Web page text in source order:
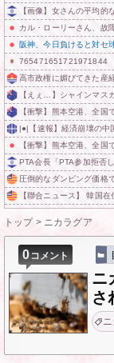
【画像】女さんの平均的
カル・ローリーさん、故
阪神、今日負けると対セ
765471651721971844
高市政権に媚びてきた産
【えぇ…】シャインマス
【衝撃】熊本空港、全国
|●|【速報】経済崩壊の中
【衝撃】熊本空港、全国
PTA会長「PTA参加拒否
圧倒的なダンピング価
【聯合ニュース】 韓国
トップ> ニカラグア
0コメント
ニ
さ